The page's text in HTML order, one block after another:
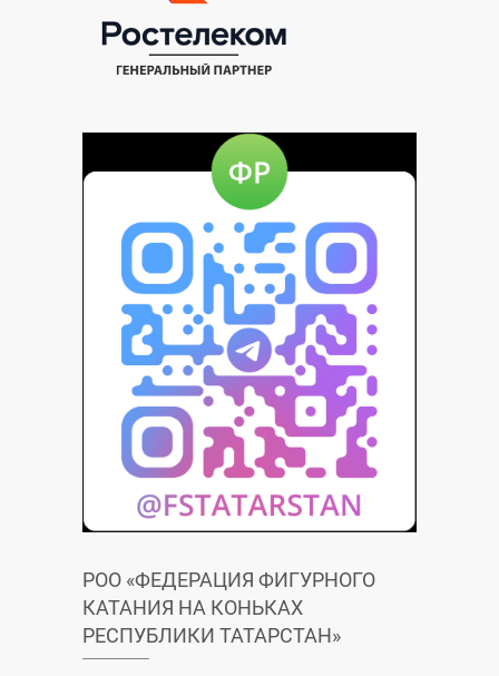
РОО «ФЕДЕРАЦИЯ ФИГУРНОГО
КАТАНИЯ НА КОНЬКАХ
РЕСПУБЛИКИ ТАТАРСТАН»